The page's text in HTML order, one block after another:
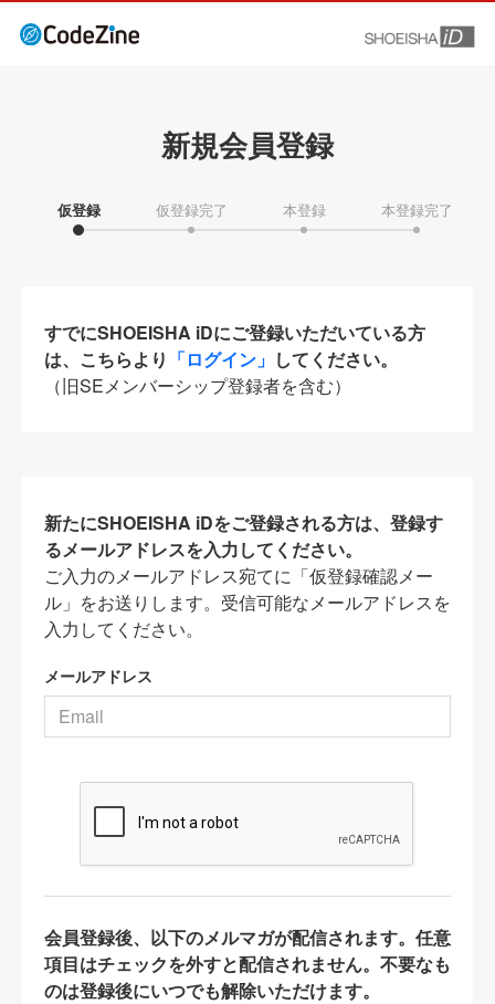
新規会員登録
仮登録 仮登録完了 本登録 本登録完了
すでにSHOEISHA iDにご登録いただいている方
は、こちらより 「ログイン」 してください。
（旧SEメンバーシップ登録者を含む）
新たにSHOEISHA iDをご登録される方は、登録す
るメールアドレスを入力してください。
ご入力のメールアドレス宛てに「仮登録確認メー
ル」をお送りします。受信可能なメールアドレスを
入力してください。
メールアドレス
会員登録後、以下のメルマガが配信されます。任意
項目はチェックを外すと配信されません。不要なも
のは登録後にいつでも解除いただけます。